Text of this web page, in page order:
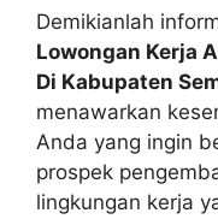
Demikianlah
Lowongan Kerja
Di Kabupaten
menawarkan
Anda yang ingin
prospek
lingkungan kerja